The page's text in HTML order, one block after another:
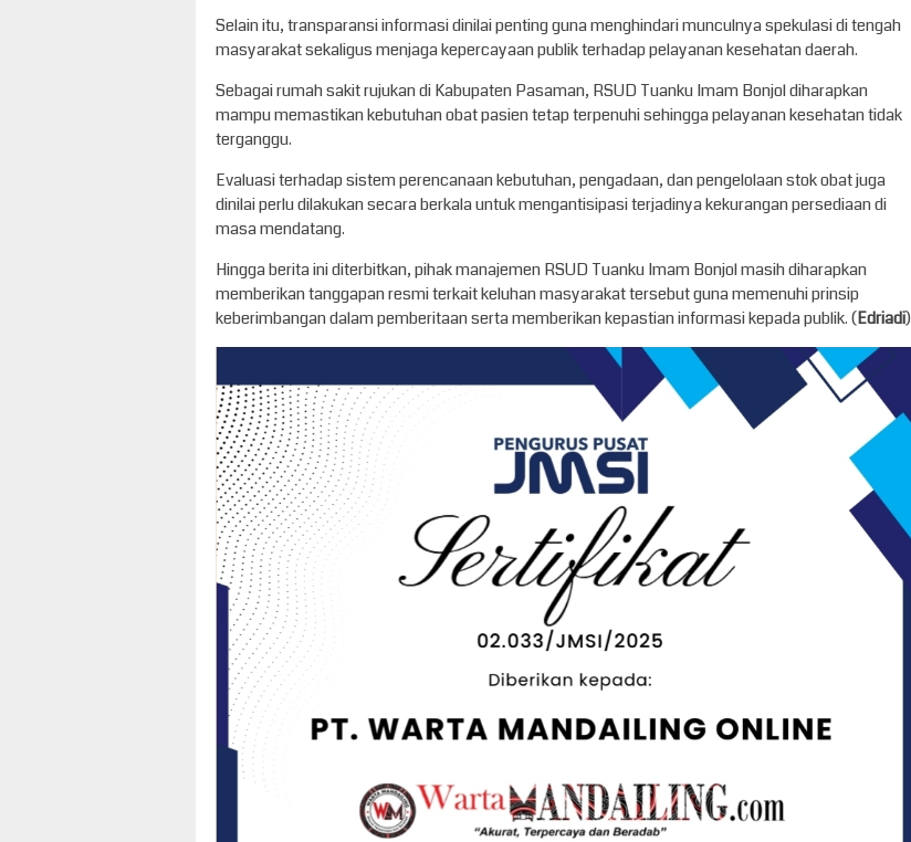
Selain itu, transparansi informasi dinilai penting guna menghindari munculnya spekulasi di tengah
masyarakat sekaligus menjaga kepercayaan publik terhadap pelayanan kesehatan daerah.
Sebagai rumah sakit rujukan di Kabupaten Pasaman, RSUD Tuanku Imam Bonjol diharapkan
mampu memastikan kebutuhan obat pasien tetap terpenuhi sehingga pelayanan kesehatan tidak
terganggu.
Evaluasi terhadap sistem perencanaan kebutuhan, pengadaan, dan pengelolaan stok obat juga
dinilai perlu dilakukan secara berkala untuk mengantisipasi terjadinya kekurangan persediaan di
masa mendatang.
Hingga berita ini diterbitkan, pihak manajemen RSUD Tuanku Imam Bonjol masih diharapkan
memberikan tanggapan resmi terkait keluhan masyarakat tersebut guna memenuhi prinsip
keberimbangan dalam pemberitaan serta memberikan kepastian informasi kepada publik. (Edriadi)